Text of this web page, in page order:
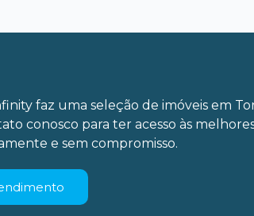
faz uma seleção de imóveis em
conosco para ter acesso às
e sem compromisso.